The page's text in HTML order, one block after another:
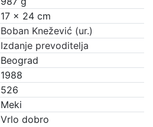
almanah
4
količina
17 × 24 cm
Boban Knežević (ur.)
Izdanje prevoditelja
Beograd
1988
526
Meki
Vrlo dobro